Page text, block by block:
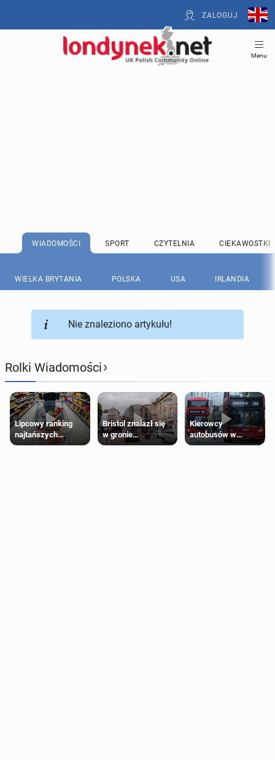
ZALOGUJ
Menu
WIADOMOŚCI SPORT CZYTELNIA CIEKAWOSTKI
WIELKA BRYTANIA POLSKA USA IRLANDIA
Nie znaleziono artykułu!
Rolki Wiadomości›
Lipcowy ranking
najtańszych
supermarketów
Bristol znalazł się
w gronie
najlepszych
Kierowcy
autobusów w
Londynie